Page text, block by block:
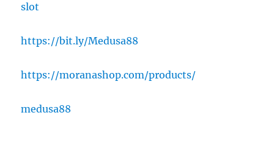
slot
https://bit.ly/Medusa88
https://moranashop.com/products/
medusa88